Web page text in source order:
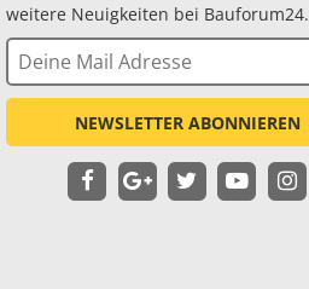
weitere Neuigkeiten bei Bauforum24.
NEWSLETTER ABONNIEREN